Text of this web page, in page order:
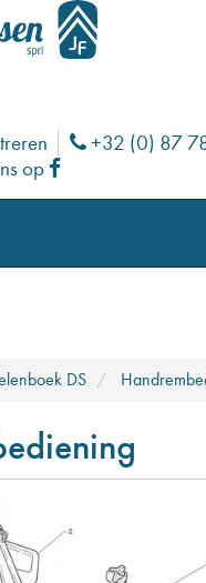
Phone
+32 (0) 87
op Facebook
DS